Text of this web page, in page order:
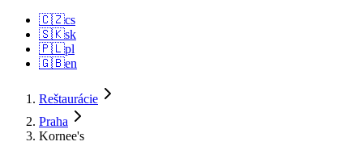
🇨🇿cs
🇸🇰sk
🇵🇱pl
🇬🇧en
Reštaurácie
Praha
Kornee's